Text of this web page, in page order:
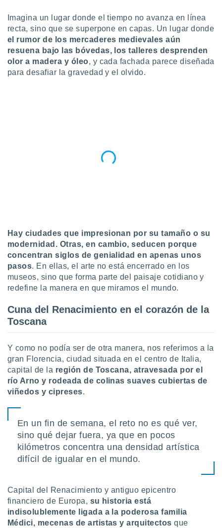
en
más
nuestra
y
sitio
En
que
sean
el sitio
se
ni para
o
aunque
no
acceder a
web a
abono
únicos
Imagina un lugar donde el tiempo no avanza en línea
recta, sino que se superpone en capas. Un lugar donde
el rumor de los mercaderes medievales aún
resuena bajo las bóvedas, los talleres desprenden
olor a madera y óleo, y cada fachada parece diseñada
para desafiar la gravedad y el olvido.
Hay ciudades que impresionan por su tamaño o su
modernidad. Otras, en cambio, seducen porque
concentran siglos de genialidad en apenas unos
pasos. En ellas, el arte no está encerrado en los
museos, sino que forma parte del paisaje cotidiano y
redefine la manera en que miramos el mundo.
Cuna del Renacimiento en el corazón de la
Toscana
Y como no podía ser de otra manera, nos referimos a la
gran Florencia, ciudad situada en el centro de Italia,
capital de la región de Toscana, atravesada por el
río Arno y rodeada de colinas suaves cubiertas de
viñedos y cipreses.
En un fin de semana, el reto no es qué ver,
sino qué dejar fuera, ya que en pocos
kilómetros concentra una densidad artística
difícil de igualar en el mundo.
Capital del Renacimiento y antiguo epicentro
financiero de Europa, su historia está
indisolublemente ligada a la poderosa familia
Médici, mecenas de artistas y arquitectos que